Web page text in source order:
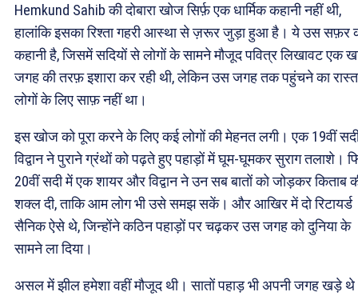
Hemkund Sahib की दोबारा खोज सिर्फ़ एक धार्मिक कहानी नहीं थी,
हालांकि इसका रिश्ता गहरी आस्था से ज़रूर जुड़ा हुआ है। ये उस सफ़र
कहानी है, जिसमें सदियों से लोगों के सामने मौजूद पवित्र लिखावट एक
जगह की तरफ़ इशारा कर रही थी, लेकिन उस जगह तक पहुंचने का
लोगों के लिए साफ़ नहीं था।
इस खोज को पूरा करने के लिए कई लोगों की मेहनत लगी। एक 19वीं
विद्वान ने पुराने ग्रंथों को पढ़ते हुए पहाड़ों में घूम-घूमकर सुराग तलाशे।
20वीं सदी में एक शायर और विद्वान ने उन सब बातों को जोड़कर किताब
शक्ल दी, ताकि आम लोग भी उसे समझ सकें। और आखिर में दो रिटायर्ड
सैनिक ऐसे थे, जिन्होंने कठिन पहाड़ों पर चढ़कर उस जगह को दुनिया के
सामने ला दिया।
असल में झील हमेशा वहीं मौजूद थी। सातों पहाड़ भी अपनी जगह खड़े